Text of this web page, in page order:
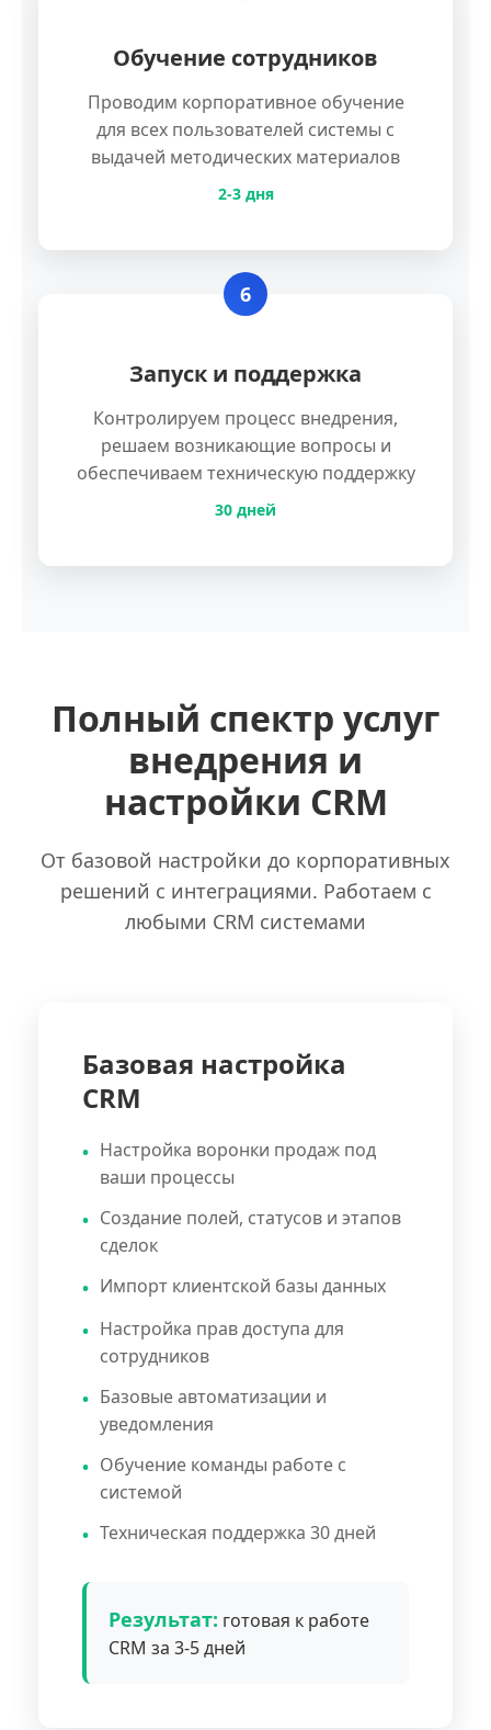
Обучение сотрудников
Проводим корпоративное обучение
для всех пользователей системы с
выдачей методических материалов
2-3 дня
6
Запуск и поддержка
Контролируем процесс внедрения,
решаем возникающие вопросы и
обеспечиваем техническую поддержку
30 дней
Полный спектр услуг
внедрения и
настройки CRM
От базовой настройки до корпоративных
решений с интеграциями. Работаем с
любыми CRM системами
Базовая настройка
CRM
Настройка воронки продаж под
ваши процессы
Создание полей, статусов и этапов
сделок
Импорт клиентской базы данных
Настройка прав доступа для
сотрудников
Базовые автоматизации и
уведомления
Обучение команды работе с
системой
Техническая поддержка 30 дней
Результат: готовая к работе
CRM за 3-5 дней